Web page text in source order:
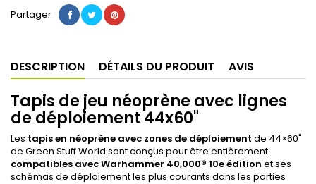
Partager
DESCRIPTION DÉTAILS DU PRODUIT AVIS
Tapis de jeu néoprène avec lignes
de déploiement 44x60"
Les tapis en néoprène avec zones de déploiement de 44×60"
de Green Stuff World sont conçus pour être entièrement
compatibles avec Warhammer 40,000® 10e édition et ses
schémas de déploiement les plus courants dans les parties